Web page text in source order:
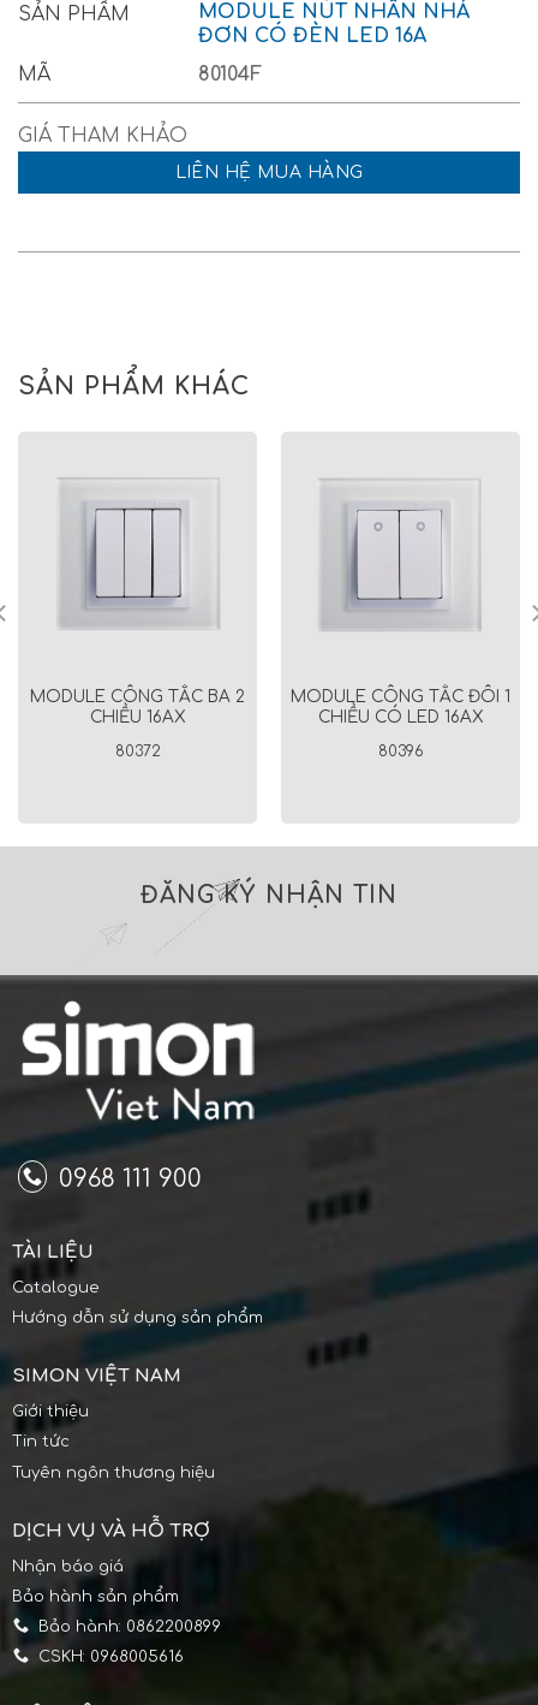
SẢN PHẨM
MODULE NÚT NHẤN NHẢ
ĐƠN CÓ ĐÈN LED 16A
MÃ
80104F
LIÊN HỆ MUA HÀNG
SẢN PHẨM KHÁC
MODULE CÔNG TẮC BA 2
CHIỀU 16AX
80372
MODULE CÔNG TẮC ĐÔI 1
CHIỀU CÓ LED 16AX
80396
ĐĂNG KÝ NHẬN TIN
0968 111 900
TÀI LIỆU
Catalogue
Hướng dẫn sử dụng sản phẩm
SIMON VIỆT NAM
Giới thiệu
Tin tức
Tuyên ngôn thương hiệu
DỊCH VỤ VÀ HỖ TRỢ
Nhận báo giá
Bảo hành sản phẩm
Bảo hành: 0862200899
CSKH: 0968005616